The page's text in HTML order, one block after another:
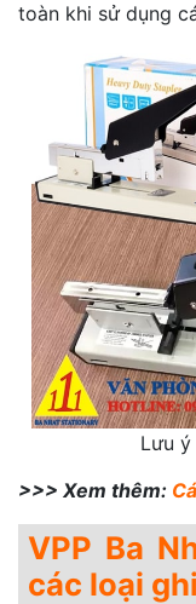
toàn khi sử dụng
Lưu
>>> Xem thêm:
VPP Ba
các loại